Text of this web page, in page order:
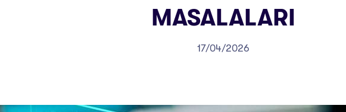
MASALALARI
17/04/2026